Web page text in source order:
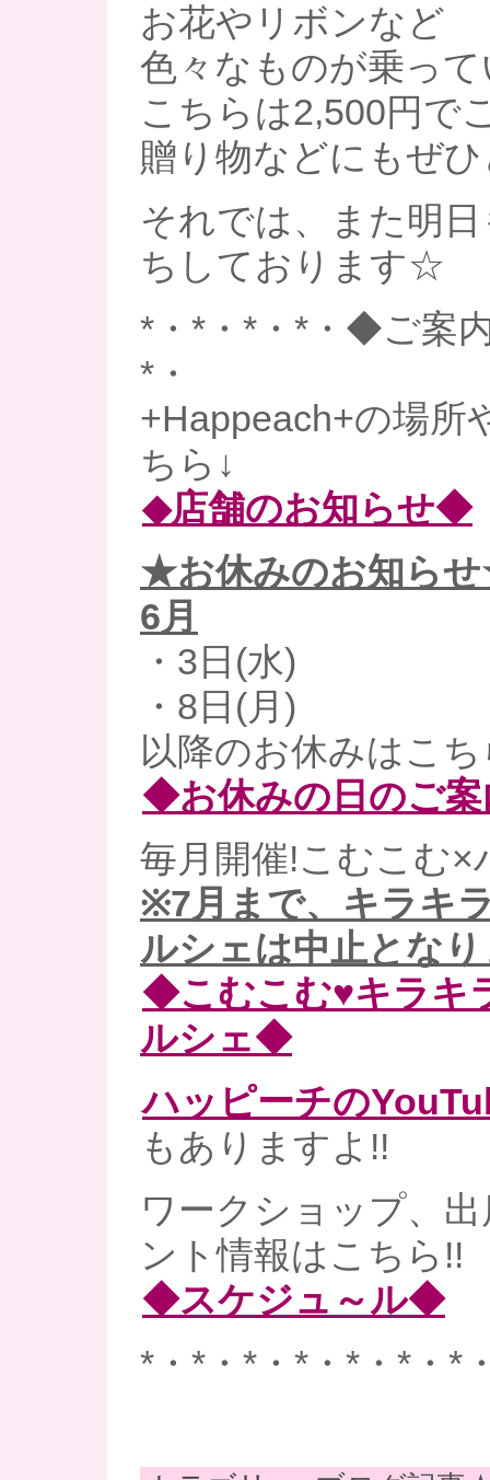
お花やリボンなど
色々なものが乗っ
こちらは2,500円で
贈り物などにもぜ
それでは、また明
ちしております☆
*・*・*・*・◆ご案
*・
+Happeach+の場所
ちら↓
◆店舗のお知らせ◆
★お休みのお知ら
6月
・3日(水)
・8日(月)
以降のお休みはこち
◆お休みの日のご
毎月開催!こむこむ×
※7月まで、キラキ
ルシェは中止とな
◆こむこむ♥キラキ
ルシェ◆
ハッピーチの
もありますよ!!
ワークショップ、
ント情報はこちら!!
◆スケジュ～ル◆
*・*・*・*・*・*・*